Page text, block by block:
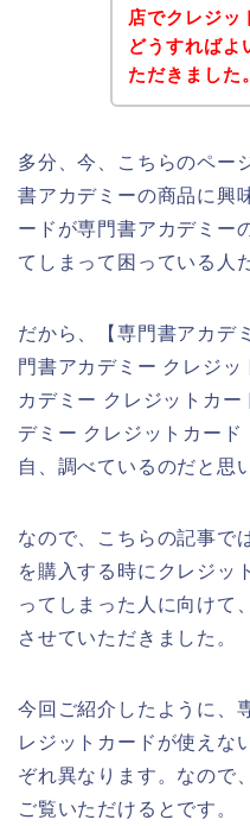
店でクレジッ
どうすればよ
ただきました。
多分、今、こちらのペー
書アカデミーの商品に興
ードが専門書アカデミー
てしまって困っている人
だから、【専門書アカデ
門書アカデミー クレジ
カデミー クレジットカ
デミー クレジットカー
自、調べているのだと思
なので、こちらの記事で
を購入する時にクレジッ
ってしまった人に向けて
させていただきました。
今回ご紹介したように、
レジットカードが使えな
ぞれ異なります。なので
ご覧いただけるとです。